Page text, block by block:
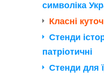
символіка
Класні
Стенди
патріотичні
Стенди для